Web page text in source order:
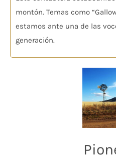
montón. Temas como
estamos ante una de las
generación.